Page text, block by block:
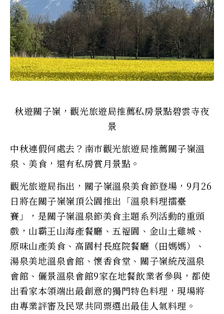
秋遊關子嶺，觀光旅遊局推薦私房景點碧雲寺夜
景
中秋連假何處去？南市觀光旅遊局推薦關子嶺溫
泉、美食，還有私房賞月景點。
觀光旅遊局指出，關子嶺溫泉美食節登場，9月26
日將在關子嶺嶺頂公園推出「溫泉料理擂臺
賽」，是關子嶺溫泉節美食主題系列活動的重頭
戲，山霸王山海產餐廳、五福園、金山土雞城、
原味山產美食、高園村長庭院餐廳（田媽媽）、
湯泉美地溫泉會館、懷香食堂、關子嶺統茂溫泉
會館、儷景溫泉會館9家在地餐飲業者參與，都使
出看家本領端出最創意的獨門特色料理，現場將
由專業評審及民眾共同票選出最佳人氣料理。